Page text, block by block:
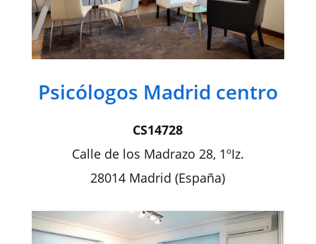
Psicólogos Madrid centro
CS14728
Calle de los Madrazo 28, 1ºIz.
28014 Madrid (España)